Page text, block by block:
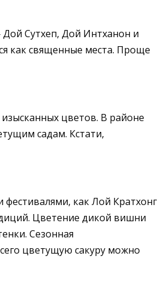
Сутхеп, Дой Интханон и
как священные места. Проще
цветов. В районе
садам. Кстати,
как Лой Кратхонг
Цветение дикой вишни
Сезонная
цветущую сакуру можно